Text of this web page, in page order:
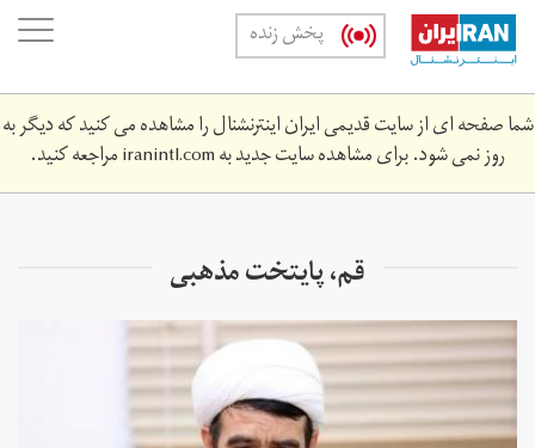
Skip
main
content
پخش زنده
شما صفحه ای از سایت قدیمی ایران اینترنشنال را مشاهده می کنید که دیگر به
روز نمی شود. برای مشاهده سایت جدید بهiranintl.comمراجعه کنید.
قم، پایتخت مذهبی